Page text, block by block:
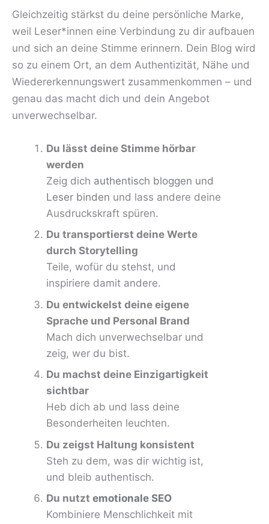
Gleichzeitig stärkst du deine persönliche Marke,
weil Leser*innen eine Verbindung zu dir aufbauen
und sich an deine Stimme erinnern. Dein Blog wird
so zu einem Ort, an dem Authentizität, Nähe und
Wiedererkennungswert zusammenkommen – und
genau das macht dich und dein Angebot
unverwechselbar.
Du lässt deine Stimme hörbar
werden
Zeig dich authentisch bloggen und
Leser binden und lass andere deine
Ausdruckskraft spüren.
Du transportierst deine Werte
durch Storytelling
Teile, wofür du stehst, und
inspiriere damit andere.
Du entwickelst deine eigene
Sprache und Personal Brand
Mach dich unverwechselbar und
zeig, wer du bist.
Du machst deine Einzigartigkeit
sichtbar
Heb dich ab und lass deine
Besonderheiten leuchten.
Du zeigst Haltung konsistent
Steh zu dem, was dir wichtig ist,
und bleib authentisch.
Du nutztemotionale SEO
Kombiniere Menschlichkeit mit